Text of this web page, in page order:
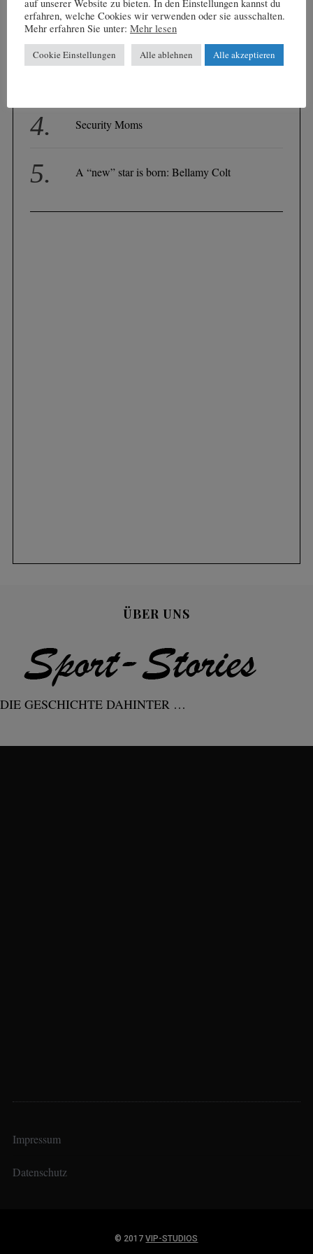
NICHT!
DER NEUESTE ARLBERG-TREND: Bike
Security Moms
A “new” star is born: Bellamy Colt
ÜBER UNS
DIE GESCHICHTE DAHINTER …
Impressum
Datenschutz
© 2017VIP-STUDIOS
auf unserer Website zu bieten. In den Einstellungen kannst du
erfahren, welche Cookies wir verwenden oder sie ausschalten.
Mehr erfahren Sie unter: Mehr lesen
Cookie Einstellungen Alle ablehnen Alle akzeptieren